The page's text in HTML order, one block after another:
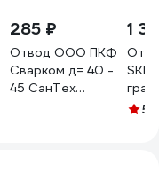
285 ₽
Отвод ООО ПКФ
Сварком д= 40 -
45 СанТех
1
SKВ
5